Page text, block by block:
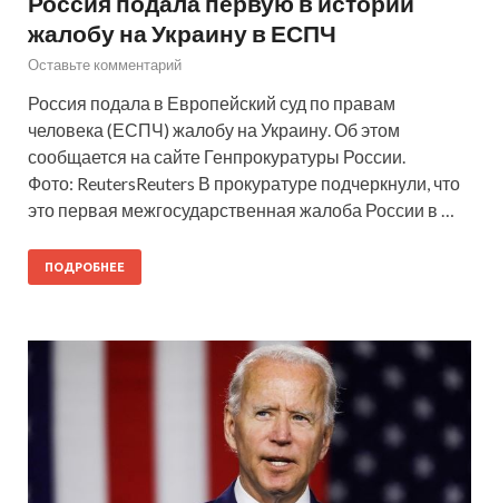
жалобу на Украину в ЕСПЧ
Оставьте комментарий
Россия подала в Европейский суд по правам
человека (ЕСПЧ) жалобу на Украину. Об этом
сообщается на сайте Генпрокуратуры России.
Фото: ReutersReuters В прокуратуре подчеркнули, что
это первая межгосударственная жалоба России в …
ПОДРОБНЕЕ